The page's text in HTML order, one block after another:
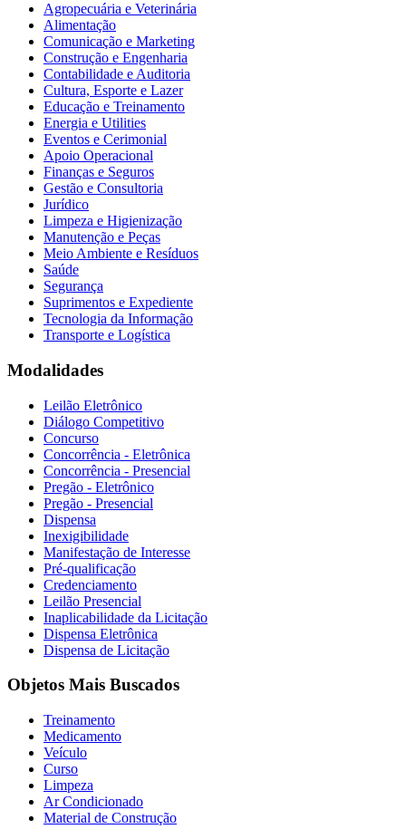
Agropecuária e Veterinária
Alimentação
Comunicação e Marketing
Construção e Engenharia
Contabilidade e Auditoria
Cultura, Esporte e Lazer
Educação e Treinamento
Energia e Utilities
Eventos e Cerimonial
Apoio Operacional
Finanças e Seguros
Gestão e Consultoria
Jurídico
Limpeza e Higienização
Manutenção e Peças
Meio Ambiente e Resíduos
Saúde
Segurança
Suprimentos e Expediente
Tecnologia da Informação
Transporte e Logística
Modalidades
Leilão Eletrônico
Diálogo Competitivo
Concurso
Concorrência - Eletrônica
Concorrência - Presencial
Pregão - Eletrônico
Pregão - Presencial
Dispensa
Inexigibilidade
Manifestação de Interesse
Pré-qualificação
Credenciamento
Leilão Presencial
Inaplicabilidade da Licitação
Dispensa Eletrônica
Dispensa de Licitação
Objetos Mais Buscados
Treinamento
Medicamento
Veículo
Curso
Limpeza
Ar Condicionado
Material de Construção